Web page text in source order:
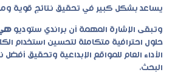
يساعد بشكل كبير في تحقيق نتائج قوية
وتبقى الإشارة المهمة أن براندي ستوديو هي
حلول احترافية متكاملة لتحسين استخدام
الأداء العام للمواقع الإبداعية وتحقيق
البحث.